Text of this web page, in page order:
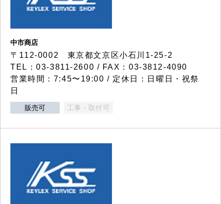
中市商店
〒112-0002 東京都文京区小石川1-25-2
TEL：03-3811-2600 / FAX：03-3812-4090
営業時間：7:45〜19:00 / 定休日：日曜日・祝祭
日
販売可 工事・取付可